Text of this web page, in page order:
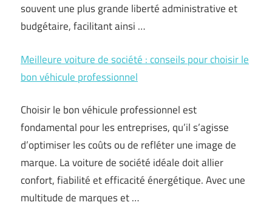
souvent une plus grande liberté administrative et
budgétaire, facilitant ainsi …
Meilleure voiture de société : conseils pour choisir le
bon véhicule professionnel
Choisir le bon véhicule professionnel est
fondamental pour les entreprises, qu’il s’agisse
d’optimiser les coûts ou de refléter une image de
marque. La voiture de société idéale doit allier
confort, fiabilité et efficacité énergétique. Avec une
multitude de marques et …